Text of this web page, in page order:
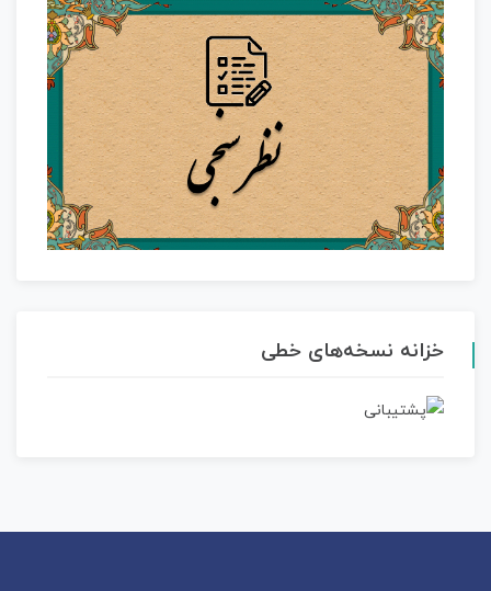
خزانه نسخه‌های خطی